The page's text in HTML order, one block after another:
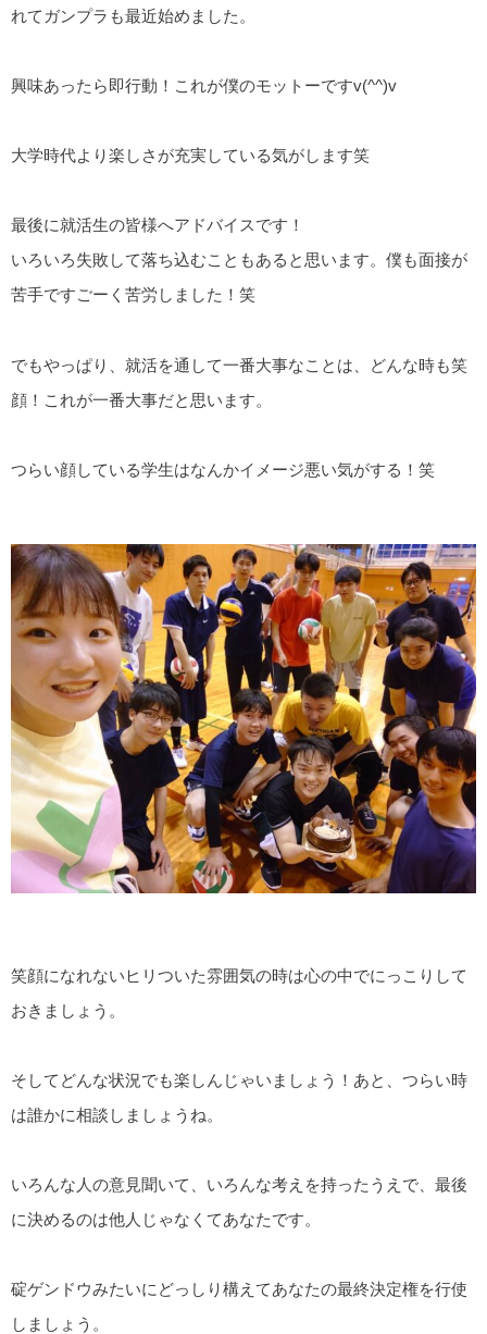
れてガンプラも最近始めました。
興味あったら即行動！これが僕のモットーですv(^^)v
大学時代より楽しさが充実している気がします笑
最後に就活生の皆様へアドバイスです！
いろいろ失敗して落ち込むこともあると思います。僕も面接が
苦手ですごーく苦労しました！笑
でもやっぱり、就活を通して一番大事なことは、どんな時も笑
顔！これが一番大事だと思います。
つらい顔している学生はなんかイメージ悪い気がする！笑
笑顔になれないヒリついた雰囲気の時は心の中でにっこりして
おきましょう。
そしてどんな状況でも楽しんじゃいましょう！あと、つらい時
は誰かに相談しましょうね。
いろんな人の意見聞いて、いろんな考えを持ったうえで、最後
に決めるのは他人じゃなくてあなたです。
碇ゲンドウみたいにどっしり構えてあなたの最終決定権を行使
しましょう。